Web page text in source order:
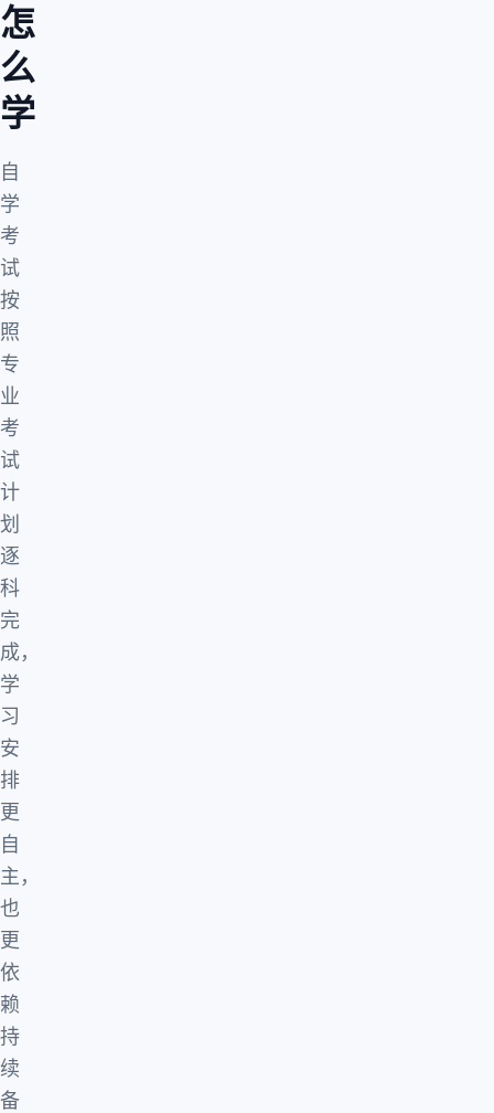
怎
么
学
自
学
考
试
按
照
专
业
考
试
计
划
逐
科
完
成，
学
习
安
排
更
自
主，
也
更
依
赖
持
续
备